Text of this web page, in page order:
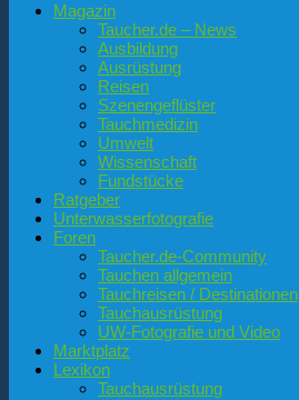
Magazin
Taucher.de – News
Ausbildung
Ausrüstung
Reisen
Szenengeflüster
Tauchmedizin
Umwelt
Wissenschaft
Fundstücke
Ratgeber
Unterwasserfotografie
Foren
Taucher.de-Community
Tauchen allgemein
Tauchreisen / Destinationen
Tauchausrüstung
UW-Fotografie und Video
Marktplatz
Lexikon
Tauchausrüstung